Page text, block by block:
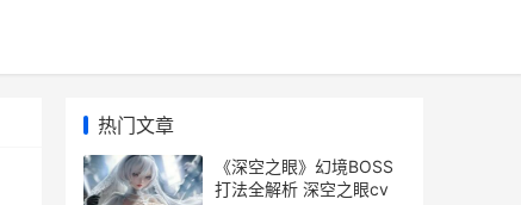
热门文章
《深空之眼》幻境BOSS
打法全解析 深空之眼cv